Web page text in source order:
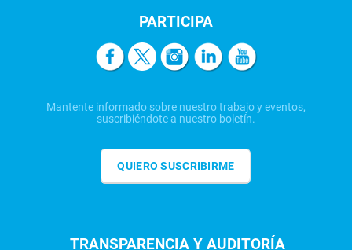
PARTICIPA
Mantente informado sobre nuestro trabajo y eventos,
suscribiéndote a nuestro boletín.
QUIERO SUSCRIBIRME
TRANSPARENCIA Y AUDITORÍA